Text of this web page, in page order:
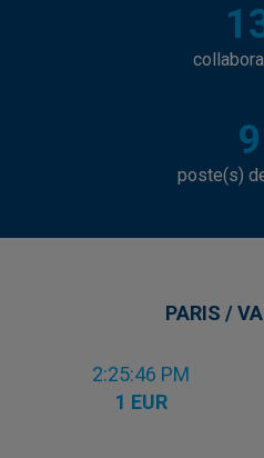
9
poste(s)
PARIS /
2:25:46 PM
1 EUR